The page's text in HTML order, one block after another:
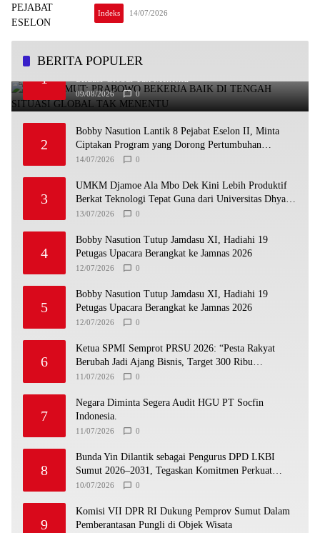
Indeks 14/07/2026
BERITA POPULER
1
PD 14 Sumut: Prabowo Bekerja Baik di Tengah
Situasi Global Tak Menentu
09/08/2026 0
2
Bobby Nasution Lantik 8 Pejabat Eselon II, Minta
Ciptakan Program yang Dorong Pertumbuhan
Ekonomi
14/07/2026 0
3
UMKM Djamoe Ala Mbo Dek Kini Lebih Produktif
Berkat Teknologi Tepat Guna dari Universitas Dhyana
Pura
13/07/2026 0
4
Bobby Nasution Tutup Jamdasu XI, Hadiahi 19
Petugas Upacara Berangkat ke Jamnas 2026
12/07/2026 0
5
Bobby Nasution Tutup Jamdasu XI, Hadiahi 19
Petugas Upacara Berangkat ke Jamnas 2026
12/07/2026 0
6
Ketua SPMI Semprot PRSU 2026: “Pesta Rakyat
Berubah Jadi Ajang Bisnis, Target 300 Ribu
Pengunjung Tinggal Slogan”
11/07/2026 0
7
Negara Diminta Segera Audit HGU PT Socfin
Indonesia.
11/07/2026 0
8
Bunda Yin Dilantik sebagai Pengurus DPD LKBI
Sumut 2026–2031, Tegaskan Komitmen Perkuat
Toleransi dan Kerukunan
10/07/2026 0
9
Komisi VII DPR RI Dukung Pemprov Sumut Dalam
Pemberantasan Pungli di Objek Wisata